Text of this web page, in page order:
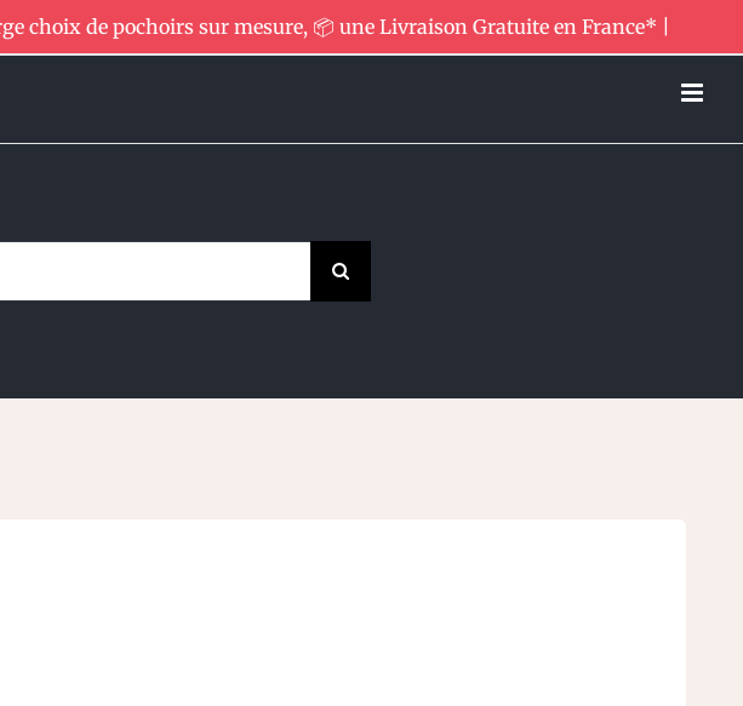
choix de pochoirs sur mesure, 📦 une Livraison Gratuite en France* |